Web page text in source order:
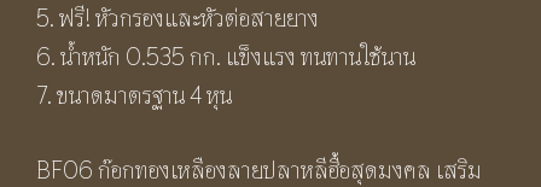
5. ฟรี! หัวกรองและหัวต่อสายยาง
6. น้ำหนัก 0.535 กก. แข็งแรง ทนทานใช้นาน
7. ขนาดมาตรฐาน 4 หุน
BF06 ก๊อกทองเหลืองลายปลาหลีฮื้อสุดมงคล เสริม